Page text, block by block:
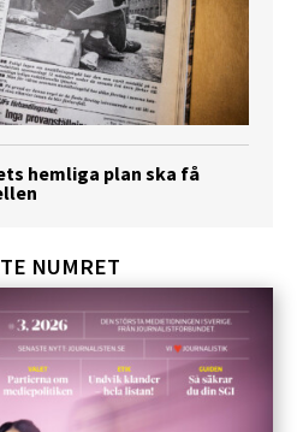
hemliga plan ska få
NUMRET